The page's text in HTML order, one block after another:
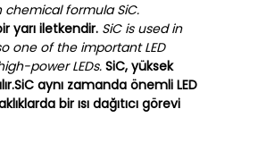
formula SiC.
yarı iletkendir. SiC is used in
one of the important LED
power LEDs. SiC, yüksek
aynı zamanda önemli LED
bir ısı dağıtıcı görevi